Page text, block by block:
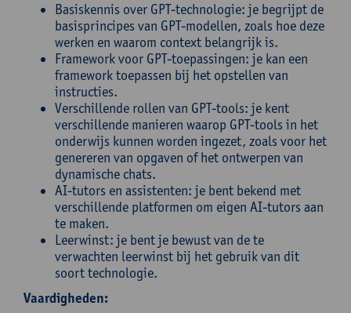
Basiskennis over GPT-technologie: je begrijpt de
basisprincipes van GPT-modellen, zoals hoe deze
werken en waarom context belangrijk is.
Framework voor GPT-toepassingen: je kan een
framework toepassen bij het opstellen van
instructies.
Verschillende rollen van GPT-tools: je kent
verschillende manieren waarop GPT-tools in het
onderwijs kunnen worden ingezet, zoals voor het
genereren van opgaven of het ontwerpen van
dynamische chats.
AI-tutors en assistenten: je bent bekend met
verschillende platformen om eigen AI-tutors aan
te maken.
Leerwinst: je bent je bewust van de te
verwachten leerwinst bij het gebruik van dit
soort technologie.
Vaardigheden: